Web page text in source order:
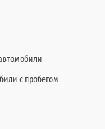
с пробегом